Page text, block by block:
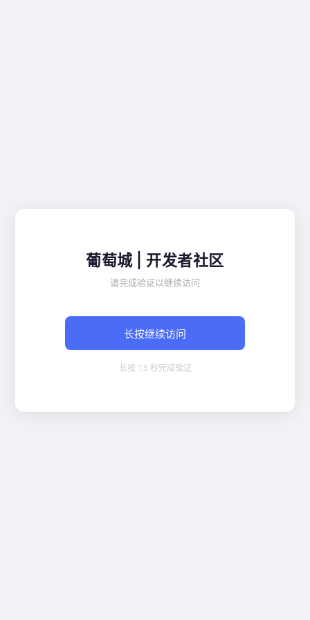
葡萄城 | 开发者社区
请完成验证以继续访问
长按继续访问
长按 1.5 秒完成验证